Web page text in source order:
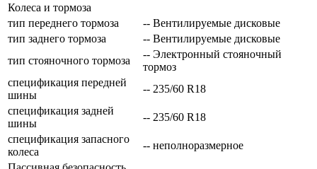
Колеса и тормоза
тип переднего тормоза
-- Вентилируемые дисковые
тип заднего тормоза
-- Вентилируемые дисковые
тип стояночного тормоза
-- Электронный стояночный
тормоз
спецификация передней
шины
-- 235/60 R18
спецификация задней
шины
-- 235/60 R18
спецификация запасного
колеса
-- неполноразмерное